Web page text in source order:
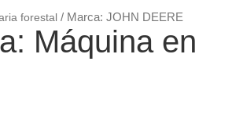
forestal / Marca: JOHN DEERE
Máquina en